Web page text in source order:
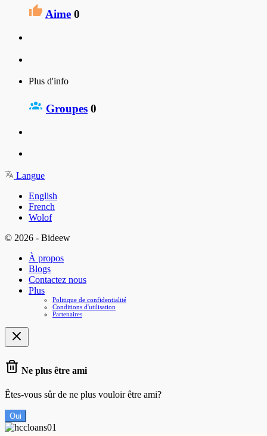
Aime 0
Plus d'info
Groupes 0
Langue
English
French
Wolof
© 2026 - Bideew
À propos
Blogs
Contactez nous
Plus
Politique de confidentialité
Conditions d'utilisation
Partenaires
Ne plus être ami
Êtes-vous sûr de ne plus vouloir être ami?
Oui